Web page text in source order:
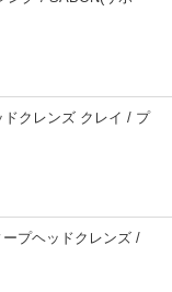
クレンズ クレイ / プ
プヘッドクレンズ /